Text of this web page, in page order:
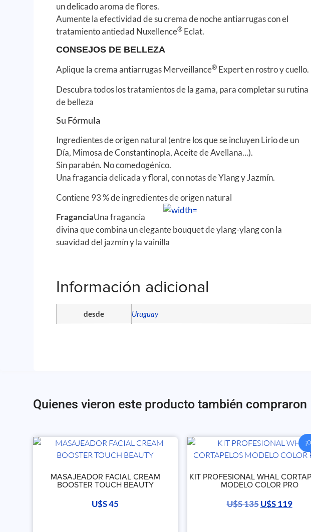
un delicado aroma de flores.
Aumente la efectividad de su crema de noche antiarrugas con el
tratamiento antiedad Nuxellence® Eclat.
CONSEJOS DE BELLEZA
Aplique la crema antiarrugas Merveillance® Expert en rostro y cuello.
Descubra todos los tratamientos de la gama, para completar su rutina
de belleza
Su Fórmula
Ingredientes de origen natural (entre los que se incluyen Lirio de un
Día, Mimosa de Constantinopla, Aceite de Avellana…).
Sin parabén. No comedogénico.
Una fragancia delicada y floral, con notas de Ylang y Jazmín.
Contiene 93 % de ingredientes de origen natural
FraganciaUna fragancia
divina que combina un elegante bouquet de ylang-ylang con la
suavidad del jazmín y la vainilla
Información adicional
desde Uruguay
Quienes vieron este producto también compraron
MASAJEADOR FACIAL CREAM
BOOSTER TOUCH BEAUTY
U$S45
KIT PROFESIONAL WHAL
MODELO COLOR PRO
U$S135 U$S119